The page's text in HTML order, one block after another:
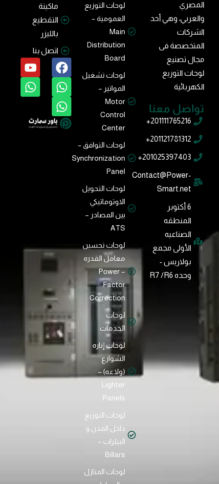
المصري
والعربي، وهي أحد
الشركات
المتخصصة فى
مجال تصنيع
لوحات التوزيع
الكهربائية
تواصل معنا
201111765216+
201121781312+
201025397403+
Contact@Power-
Smart.net
6 أﻛﺘﻮﺑﺮ
اﻟﻤﻨﻄﻘﻪ
اﻟﺼﻨﺎﻋﻴﻪ
اﻷوﻟﻰ ﻣﺠﻤﻊ
ﺑﻮﻻرﻳﺲ -
وﺣﺪه R7 /R6
لوحات التوزيع
العمومية –
Main
Distribution
Board
لوحات تشغيل
المواتير –
Motor
Control
Center
لوحات التوافق –
Synchronization
Panel
لوحات التحويل
الاوتوماتيكي
بين المصادر –
ATS
لوحات تحسين
معامل القدره
– Power
Factor
Correction
لوحات
الخدمات
لوحات إناره
الشوارع
(ولاعه) –
Lighter
Panels
لوحات التوزيع
داخل المدن و
البيلرات –
Billars
لوحات المنازل
ماكينة
التقطيع
بالليزر
اتصل بنا